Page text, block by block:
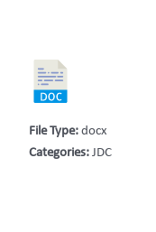
File Type:docx
Categories:JDC